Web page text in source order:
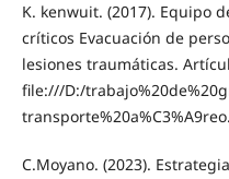
K. kenwuit. (2017). Equipo
críticos Evacuación de
lesiones traumáticas.
file:///D:/
C.Moyano. (2023).